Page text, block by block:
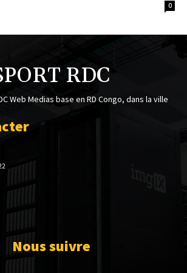
0
RDC
Web Medias base en RD Congo, dans la ville
Nous suivre